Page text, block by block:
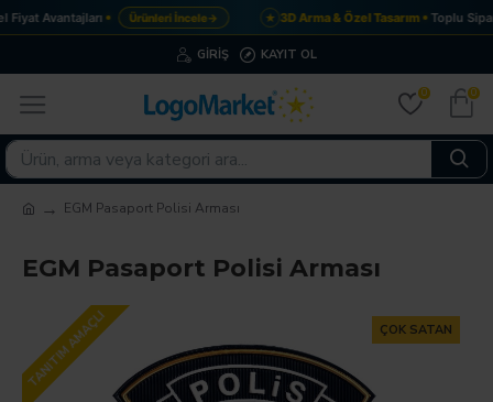
Avantajları Ürünleri İncele→ ★ 3D Arma & Özel Tasarım Toplu
GIRIŞ KAYIT OL
0 0
EGM Pasaport Polisi Arması
EGM Pasaport Polisi Arması
ÇOK SATAN
TANITIM AMAÇLI